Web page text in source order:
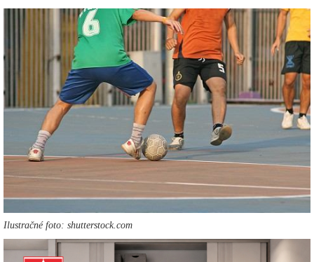
Ilustračné foto: shutterstock.com